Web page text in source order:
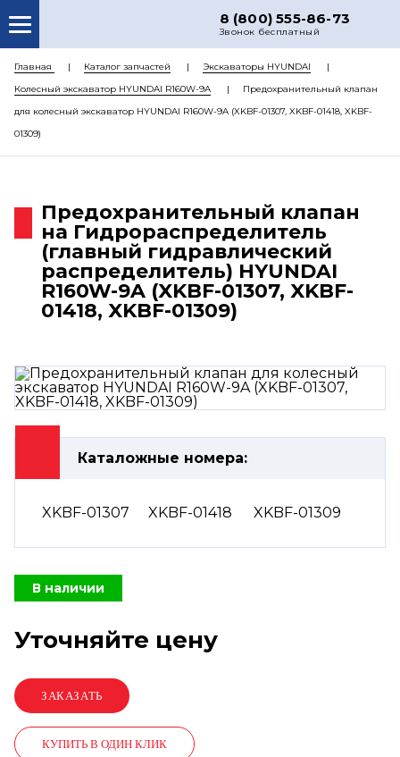
8 (800) 555-86-73
Звонок бесплатный
О НАС
КАТАЛОГ ЗАПЧАСТЕЙ
КОНТАКТЫ
Главная Каталог запчастей
Экскаваторы HYUNDAI
Колесный экскаватор HYUNDAI R160W-9A
Предохранительный клапан
для колесный экскаватор HYUNDAI R160W-9A (XKBF-01307, XKBF-01418, XKBF-
01309)
Предохранительный клапан
на Гидрораспределитель
(главный гидравлический
распределитель) HYUNDAI
R160W-9A (XKBF-01307, XKBF-
01418, XKBF-01309)
Каталожные номера:
XKBF-01307 XKBF-01418 XKBF-01309
В наличии
Уточняйте цену
КУПИТЬ В ОДИН КЛИК